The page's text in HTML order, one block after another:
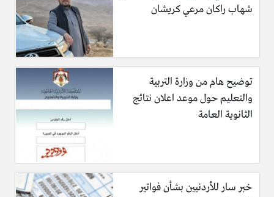
5- ضغي الدوائر فوق بعض، بحيث تكون آخر دائرة لايوجد على
شهاب راكان مرعي كريشان
توضيح هام من وزارة التربية
والتعليم حول موعد اعلان نتائج
الثانوية العامة
خبر سار للأردنيين بشأن فواتير